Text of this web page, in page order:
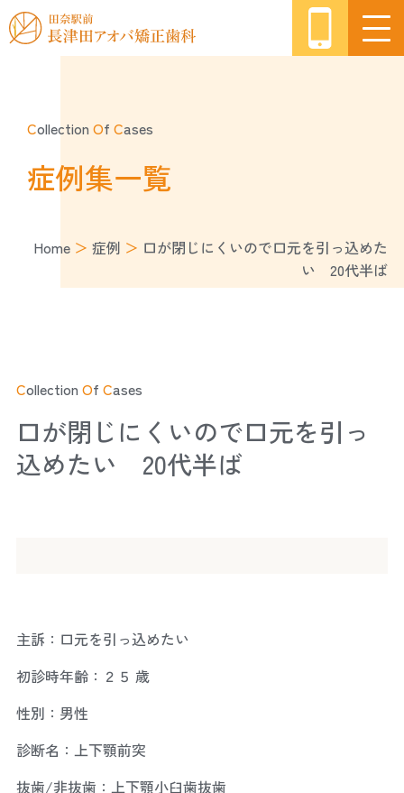
Collection Of Cases
症例集一覧
Home ＞症例 ＞ 口が閉じにくいので口元を引っ込めた
い 20代半ば
Collection Of Cases
口が閉じにくいので口元を引っ
込めたい 20代半ば
主訴：口元を引っ込めたい
初診時年齢：２５ 歳
性別：男性
診断名：上下顎前突
抜歯/非抜歯：上下顎小臼歯抜歯